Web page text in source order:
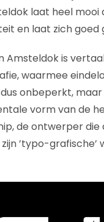
laat heel
en laat zich goed
Amsteldok is
waarmee
dus onbeperkt,
vorm van de
de ontwerper
’typo-